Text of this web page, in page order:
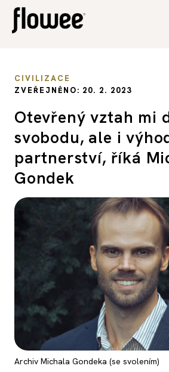
SEX A VZTAHY
PORADNA
CIVILIZACE
ZVEŘEJNĚNO: 20. 2. 2023
Otevřený vztah mi
svobodu, ale i
partnerství, říká
Gondek
Archiv Michala Gondeka (se svolením)